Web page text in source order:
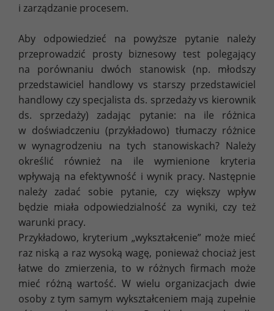
i zarządzanie procesem.
Aby odpowiedzieć na powyższe pytanie należy
przeprowadzić prosty biznesowy test polegający
na porównaniu dwóch stanowisk (np. młodszy
przedstawiciel handlowy vs starszy przedstawiciel
handlowy czy specjalista ds. sprzedaży vs kierownik
ds. sprzedaży) zadając pytanie: na ile różnica
w doświadczeniu (przykładowo) tłumaczy różnice
w wynagrodzeniu na tych stanowiskach? Należy
określić również na ile wymienione kryteria
wpływają na efektywność i wynik pracy. Następnie
należy zadać sobie pytanie, czy większy wpływ
będzie miała odpowiedzialność za wyniki, czy też
warunki pracy.
Przykładowo, kryterium „wykształcenie” może mieć
raz niską a raz wysoką wagę, ponieważ chociaż jest
łatwe do zmierzenia, to w różnych firmach może
mieć różną wartość. W wielu organizacjach dwie
osoby z tym samym wykształceniem mają zupełnie